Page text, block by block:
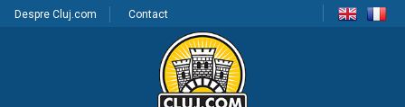
Despre Cluj.com Contact